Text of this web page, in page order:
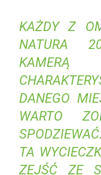
KAŻDY Z
NATURA
DANEGO
WARTO
TA
ZEJŚĆ ZE